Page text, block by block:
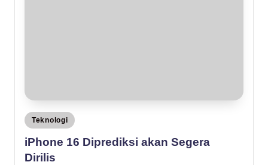
Posted
Teknologi
iPhone 16 Diprediksi akan Segera
Dirilis